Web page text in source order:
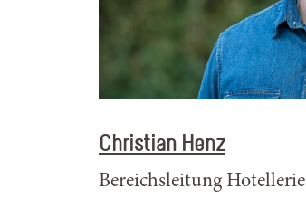
Christian Henz
Bereichsleitung Hotellerie